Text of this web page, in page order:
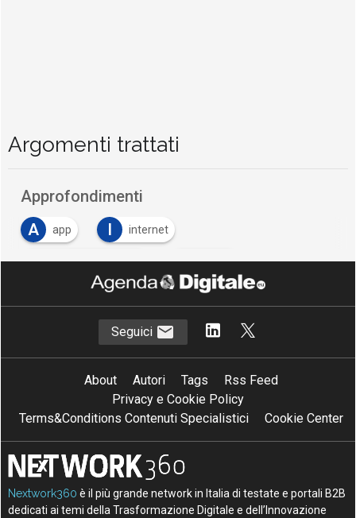
Argomenti trattati
Approfondimenti
A
app I internet
P politecnico milano R regioni
Seguici
About Autori Tags
Rss Feed
Privacy e Cookie Policy
Terms&Conditions Contenuti Specialistici
Cookie Center
Nextwork360 è il più grande network in Italia di testate e portali B2B
dedicati ai temi della Trasformazione Digitale e dell’Innovazione